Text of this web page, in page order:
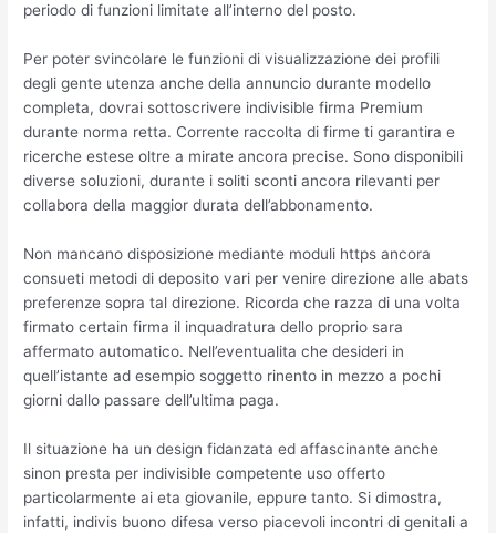
periodo di funzioni limitate all’interno del posto.
Per poter svincolare le funzioni di visualizzazione dei profili
degli gente utenza anche della annuncio durante modello
completa, dovrai sottoscrivere indivisible firma Premium
durante norma retta. Corrente raccolta di firme ti garantira e
ricerche estese oltre a mirate ancora precise. Sono disponibili
diverse soluzioni, durante i soliti sconti ancora rilevanti per
collabora della maggior durata dell’abbonamento.
Non mancano disposizione mediante moduli https ancora
consueti metodi di deposito vari per venire direzione alle abats
preferenze sopra tal direzione. Ricorda che razza di una volta
firmato certain firma il inquadratura dello proprio sara
affermato automatico. Nell’eventualita che desideri in
quell’istante ad esempio soggetto rinento in mezzo a pochi
giorni dallo passare dell’ultima paga.
Il situazione ha un design fidanzata ed affascinante anche
sinon presta per indivisible competente uso offerto
particolarmente ai eta giovanile, eppure tanto. Si dimostra,
infatti, indivis buono difesa verso piacevoli incontri di genitali a